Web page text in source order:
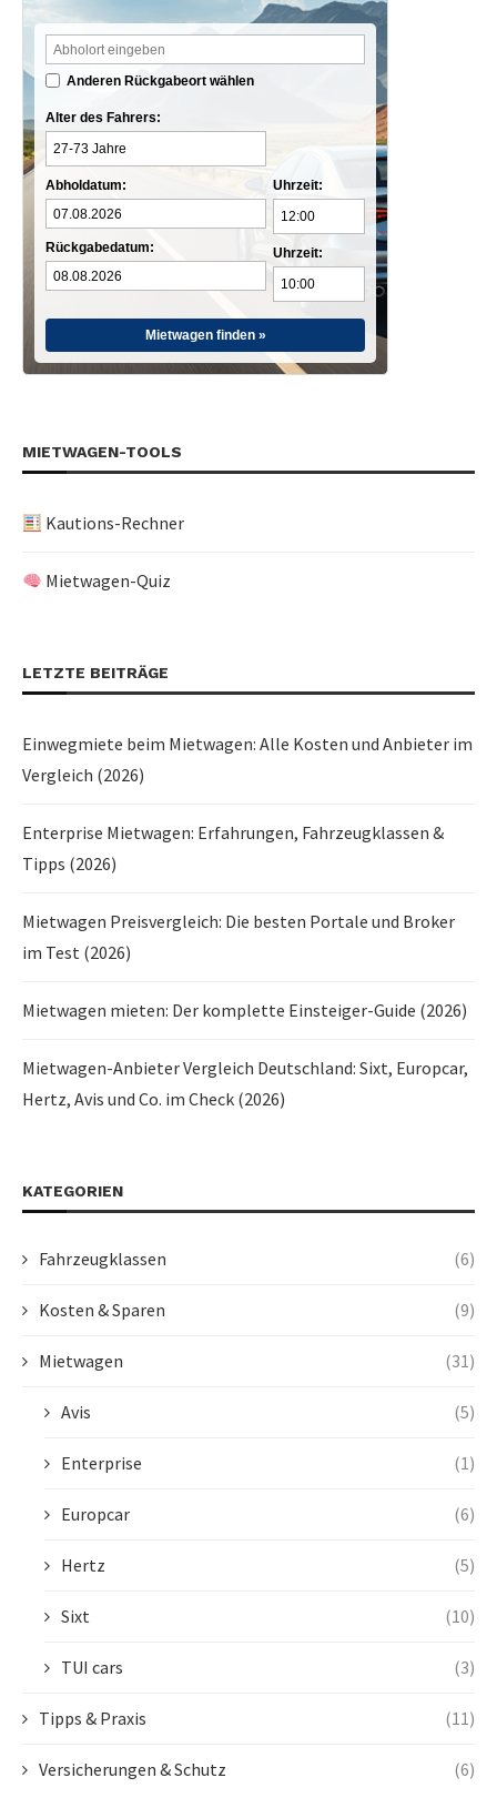
Anderen Rückgabeort wählen
Alter des Fahrers:
Abholdatum:
Rückgabedatum:
Uhrzeit:
Uhrzeit:
Mietwagen finden »
MIETWAGEN-TOOLS
Kautions-Rechner
Mietwagen-Quiz
LETZTE BEITRÄGE
Einwegmiete beim Mietwagen: Alle Kosten und Anbieter im
Vergleich (2026)
Enterprise Mietwagen: Erfahrungen, Fahrzeugklassen &
Tipps (2026)
Mietwagen Preisvergleich: Die besten Portale und Broker
im Test (2026)
Mietwagen mieten: Der komplette Einsteiger-Guide (2026)
Mietwagen-Anbieter Vergleich Deutschland: Sixt, Europcar,
Hertz, Avis und Co. im Check (2026)
KATEGORIEN
Fahrzeugklassen (6)
Kosten & Sparen (9)
Mietwagen (31)
Avis (5)
Enterprise (1)
Europcar (6)
Hertz (5)
Sixt (10)
TUI cars (3)
Tipps & Praxis (11)
Versicherungen & Schutz (6)